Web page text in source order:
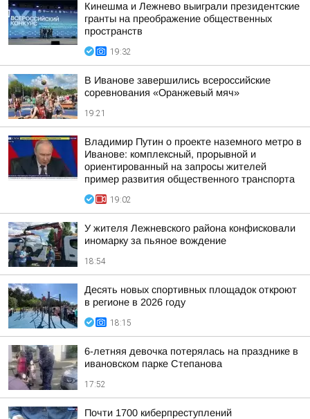
Кинешма и Лежнево выиграли президентские
гранты на преображение общественных
пространств
19:32
В Иванове завершились всероссийские
соревнования «Оранжевый мяч»
19:21
Владимир Путин о проекте наземного метро в
Иванове: комплексный, прорывной и
ориентированный на запросы жителей
пример развития общественного транспорта
19:02
У жителя Лежневского района конфисковали
иномарку за пьяное вождение
18:54
Десять новых спортивных площадок откроют
в регионе в 2026 году
18:15
6-летняя девочка потерялась на празднике в
ивановском парке Степанова
17:52
Почти 1700 киберпреступлений